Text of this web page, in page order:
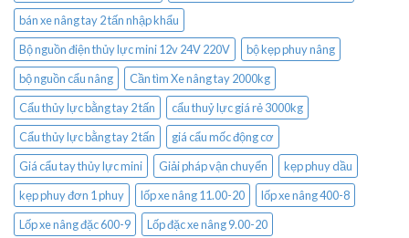
bán xe nâng tay 2 tấn nhập khẩu
Bộ nguồn điện thủy lực mini 12v 24V 220V
bộ kẹp phuy nâng
bộ nguồn cẩu nâng
Cần tìm Xe nâng tay 2000kg
Cẩu thủy lực bằng tay 2 tấn
cẩu thuỷ lực giá rẻ 3000kg
Cẩu thủy lực bằng tay 2 tấn
giá cẩu mốc động cơ
Giá cẩu tay thủy lực mini
Giải pháp vận chuyển
kẹp phuy dầu
kẹp phuy đơn 1 phuy
lốp xe nâng 11.00-20
lốp xe nâng 400-8
Lốp xe nâng đặc 600-9
Lốp đặc xe nâng 9.00-20